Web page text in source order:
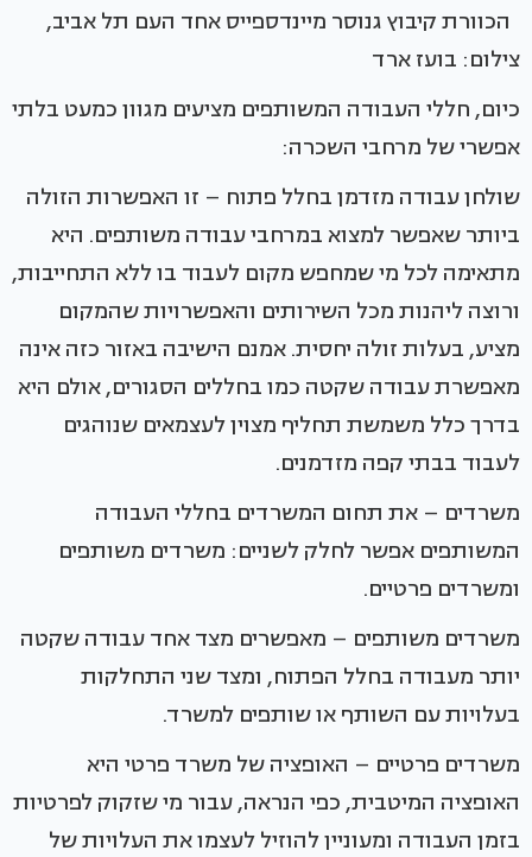
הכוורת קיבוץ גנוסר מיינדספייס אחד העם תל אביב,
צילום: בועז ארד
כיום, חללי העבודה המשותפים מציעים מגוון כמעט בלתי
אפשרי של מרחבי השכרה:
שולחן עבודה מזדמן בחלל פתוח – זו האפשרות הזולה
ביותר שאפשר למצוא במרחבי עבודה משותפים. היא
מתאימה לכל מי שמחפש מקום לעבוד בו ללא התחייבות,
ורוצה ליהנות מכל השירותים והאפשרויות שהמקום
מציע, בעלות זולה יחסית. אמנם הישיבה באזור כזה אינה
מאפשרת עבודה שקטה כמו בחללים הסגורים, אולם היא
בדרך כלל משמשת תחליף מצוין לעצמאים שנוהגים
לעבוד בבתי קפה מזדמנים.
משרדים – את תחום המשרדים בחללי העבודה
המשותפים אפשר לחלק לשניים: משרדים משותפים
ומשרדים פרטיים.
משרדים משותפים – מאפשרים מצד אחד עבודה שקטה
יותר מעבודה בחלל הפתוח, ומצד שני התחלקות
בעלויות עם השותף או שותפים למשרד.
משרדים פרטיים – האופציה של משרד פרטי היא
האופציה המיטבית, כפי הנראה, עבור מי שזקוק לפרטיות
בזמן העבודה ומעוניין להוזיל לעצמו את העלויות של